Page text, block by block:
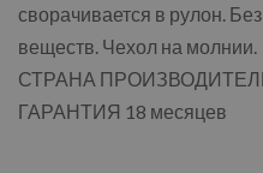
сворачивается в рулон.
веществ. Чехол на молнии.
СТРАНА
ГАРАНТИЯ 18 месяцев